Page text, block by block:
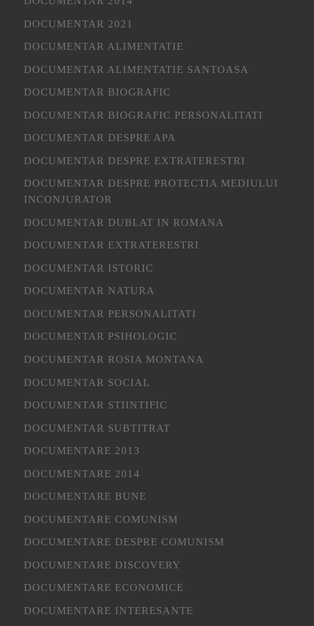
DOCUMENTAR 2021
DOCUMENTAR ALIMENTATIE
DOCUMENTAR ALIMENTATIE SANTOASA
DOCUMENTAR BIOGRAFIC
DOCUMENTAR BIOGRAFIC PERSONALITATI
DOCUMENTAR DESPRE APA
DOCUMENTAR DESPRE EXTRATERESTRI
DOCUMENTAR DESPRE PROTECTIA MEDIULUI
INCONJURATOR
DOCUMENTAR DUBLAT IN ROMANA
DOCUMENTAR EXTRATERESTRI
DOCUMENTAR ISTORIC
DOCUMENTAR NATURA
DOCUMENTAR PERSONALITATI
DOCUMENTAR PSIHOLOGIC
DOCUMENTAR ROSIA MONTANA
DOCUMENTAR SOCIAL
DOCUMENTAR STIINTIFIC
DOCUMENTAR SUBTITRAT
DOCUMENTARE 2013
DOCUMENTARE 2014
DOCUMENTARE BUNE
DOCUMENTARE COMUNISM
DOCUMENTARE DESPRE COMUNISM
DOCUMENTARE DISCOVERY
DOCUMENTARE ECONOMICE
DOCUMENTARE INTERESANTE